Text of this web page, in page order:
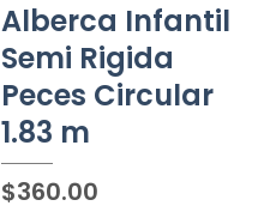
Alberca Infantil
Semi Rigida
Peces Circular
1.83 m
$360.00